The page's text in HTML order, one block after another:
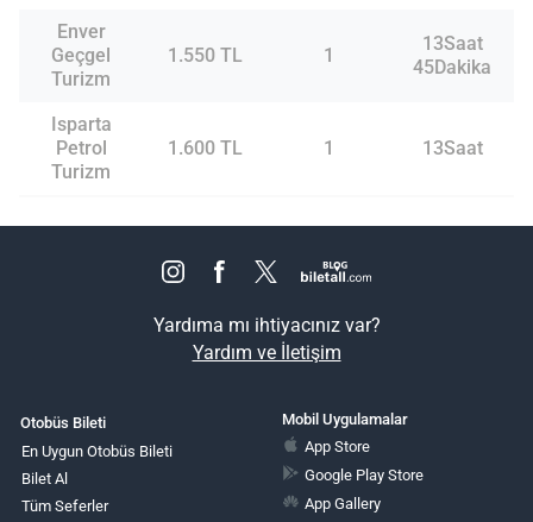
Enver
Geçgel
Turizm
1.550 TL 1
13Saat
45Dakika
Isparta
Petrol
Turizm
1.600 TL 1 13Saat
Yardıma mı ihtiyacınız var?
Yardım ve İletişim
Otobüs Bileti
En Uygun Otobüs Bileti
Bilet Al
Tüm Seferler
Mobil Uygulamalar
App Store
Google Play Store
App Gallery